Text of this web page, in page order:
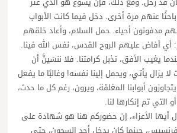
عنهم مرة أخرى. دخل فيما كانت الأبواب
مدفونون أحياء. حمل السلام، وأعاد خلقهم
أي أفاض عليهم الروح القدس، نفس الله فينا.
يغيب الأفق، تذبل كرامتنا. فلا ننسَينَّ أن
يزال يأتي، ويحمل إلينا نفسه! وغالبًا ما يفعل
أبوابنا المغلقة، ويرون، رغم كل ما حدث،
التي تم إنكارها لنا.
أيها الأعزاء، إن حضوركم هنا هو شهادة على